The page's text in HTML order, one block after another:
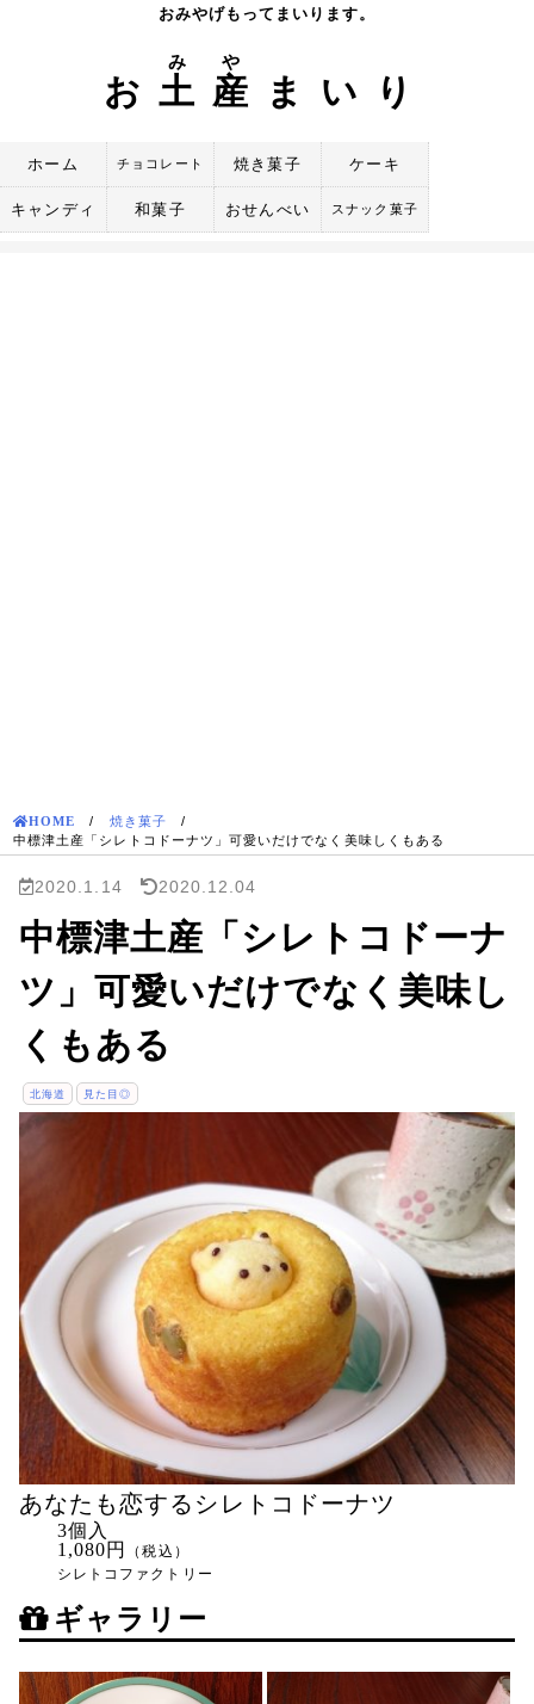
おみやげもってまいります。
お 土
み
産
や
まいり
ホーム チョコレート 焼き菓子 ケーキ
キャンディ 和菓子 おせんべい スナック菓子
HOME / 焼き菓子 /
中標津土産「シレトコドーナツ」可愛いだけでなく美味しくもある
2020.1.14 2020.12.04
中標津土産「シレトコドーナ
ツ」可愛いだけでなく美味し
くもある
北海道 見た目◎
あなたも恋するシレトコドーナツ
3個入
1,080円
（税込）
シレトコファクトリー
ギャラリー